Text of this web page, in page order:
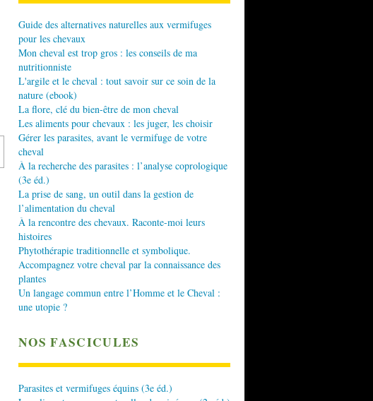
Guide des alternatives naturelles aux vermifuges
pour les chevaux
Mon cheval est trop gros : les conseils de ma
nutritionniste
L'argile et le cheval : tout savoir sur ce soin de la
nature (ebook)
La flore, clé du bien-être de mon cheval
Les aliments pour chevaux : les juger, les choisir
Gérer les parasites, avant le vermifuge de votre
cheval
À la recherche des parasites : l’analyse coprologique
(3e éd.)
La prise de sang, un outil dans la gestion de
l’alimentation du cheval
À la rencontre des chevaux. Raconte-moi leurs
histoires
Phytothérapie traditionnelle et symbolique.
Accompagnez votre cheval par la connaissance des
plantes
Un langage commun entre l’Homme et le Cheval :
une utopie ?
NOS FASCICULES
Parasites et vermifuges équins (3e éd.)